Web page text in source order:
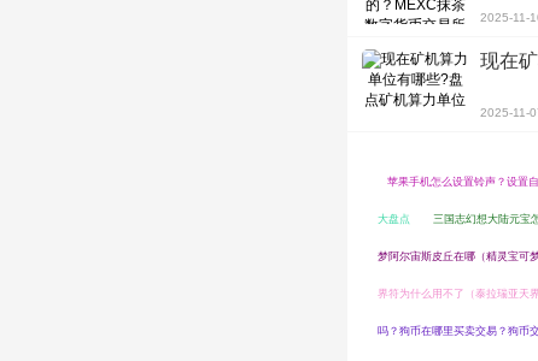
2025-11-
现在
2025-11-
苹果手机怎么设置铃声？设置
大盘点 三国志幻想大陆元宝
梦阿尔宙斯皮丘在哪（精灵宝可
界符为什么用不了（泰拉瑞亚天
吗？狗币在哪里买卖交易？狗币